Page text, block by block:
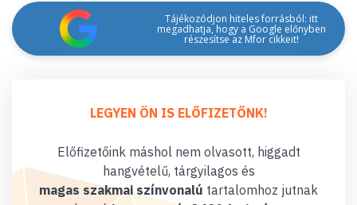
Tájékozódjon hiteles forrásból: itt
megadhatja, hogy a Google előnyben
részesítse az Mfor cikkeit!
LEGYEN ÖN IS ELŐFIZETŐNK!
Előfizetőink máshol nem olvasott, higgadt
hangvételű, tárgyilagos és
magas szakmai színvonalú tartalomhoz jutnak